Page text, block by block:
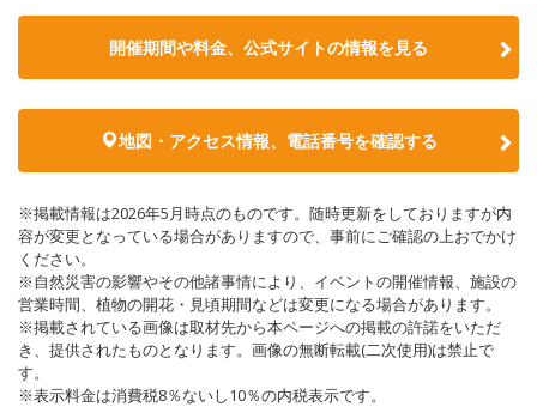
開催期間や料金、公式サイトの情報を見る
地図・アクセス情報、電話番号を確認する
※掲載情報は2026年5月時点のものです。随時更新をしておりますが内
容が変更となっている場合がありますので、事前にご確認の上おでかけ
ください。
※自然災害の影響やその他諸事情により、イベントの開催情報、施設の
営業時間、植物の開花・見頃期間などは変更になる場合があります。
※掲載されている画像は取材先から本ページへの掲載の許諾をいただ
き、提供されたものとなります。画像の無断転載(二次使用)は禁止で
す。
※表示料金は消費税8％ないし10％の内税表示です。